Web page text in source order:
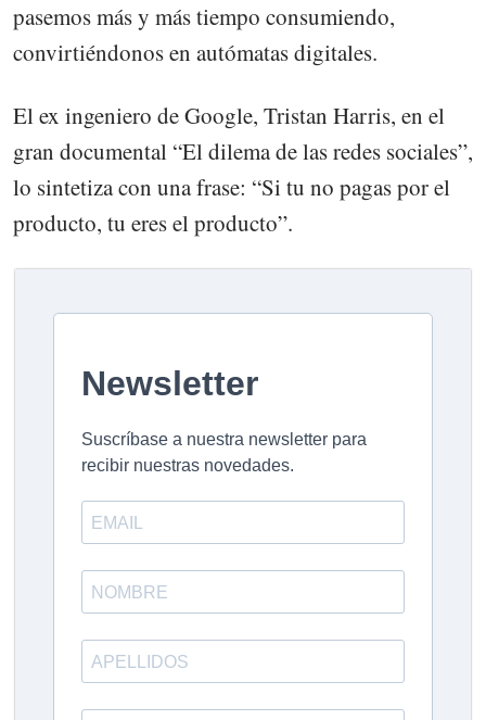
pasemos más y más tiempo consumiendo,
convirtiéndonos en autómatas digitales.
El ex ingeniero de Google, Tristan Harris, en el
gran documental “El dilema de las redes sociales”,
lo sintetiza con una frase: “Si tu no pagas por el
producto, tu eres el producto”.